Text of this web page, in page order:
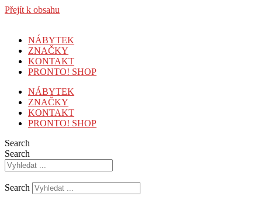
Přejít k obsahu
NÁBYTEK
ZNAČKY
KONTAKT
PRONTO! SHOP
NÁBYTEK
ZNAČKY
KONTAKT
PRONTO! SHOP
Search
Search
Search